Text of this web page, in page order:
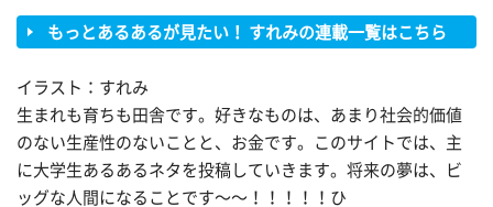
もっとあるあるが見たい！ すれみの連載一覧はこちら
イラスト：すれみ
生まれも育ちも田舎です。好きなものは、あまり社会的価値
のない生産性のないことと、お金です。このサイトでは、主
に大学生あるあるネタを投稿していきます。将来の夢は、ビ
ッグな人間になることです〜〜！！！！！ひ